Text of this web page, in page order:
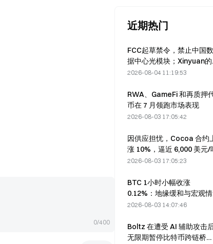
0/400
近期热门
FCC起草禁令，禁止中国数
据中心光模块；Xinyuan的
市场份额面临27%的冲击
2026-08-04 11:19:53
RWA、GameFi 和再质押
币在 7 月领跑市场表现
2026-08-03 17:05:42
因供应担忧，Cocoa 合约
涨 10%，逼近 6,000 美元/
2026-08-03 17:05:23
BTC 1小时小幅收涨
0.12%：地缘缓和与宏观情
绪共振推动短线反弹
2026-08-03 14:07:46
Boltz 在遭受 AI 辅助攻击
无限期暂停比特币跨链桥服